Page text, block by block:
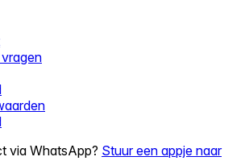
via WhatsApp? Stuur een appje naar